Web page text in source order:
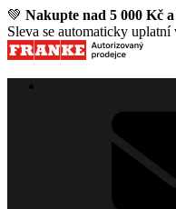
💚 Nakupte nad 5 000 Kč
Sleva se automaticky uplatní